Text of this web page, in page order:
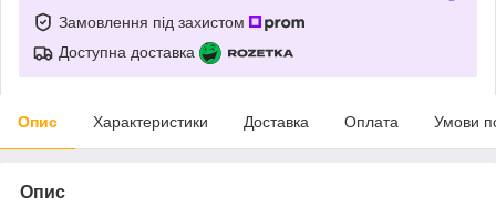
Замовлення під захистом
Доступна доставка
Опис Характеристики Доставка Оплата Умови
Опис